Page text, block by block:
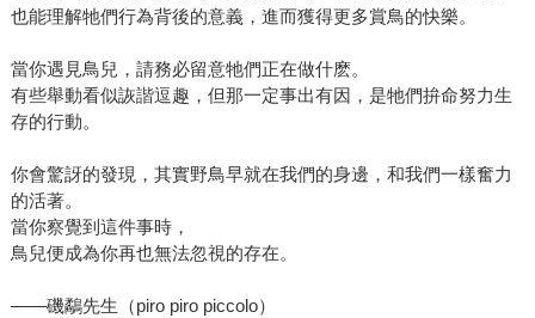
也能理解牠們行為背後的意義，進而獲得更多賞鳥的快樂。
當你遇見鳥兒，請務必留意牠們正在做什麽。
有些舉動看似詼諧逗趣，但那一定事出有因，是牠們拚命努力生
存的行動。
你會驚訝的發現，其實野鳥早就在我們的身邊，和我們一樣奮力
的活著。
當你察覺到這件事時，
鳥兒便成為你再也無法忽視的存在。
——磯鷸先生（piro piro piccolo）